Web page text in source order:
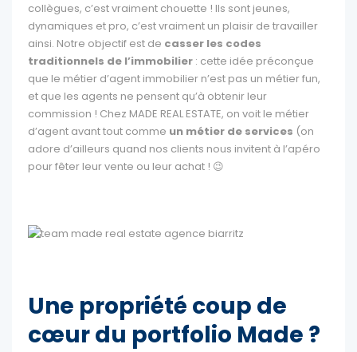
collègues, c’est vraiment chouette ! Ils sont jeunes,
dynamiques et pro, c’est vraiment un plaisir de travailler
ainsi. Notre objectif est de casser les codes
traditionnels de l’immobilier : cette idée préconçue
que le métier d’agent immobilier n’est pas un métier fun,
et que les agents ne pensent qu’à obtenir leur
commission ! Chez MADE REAL ESTATE, on voit le métier
d’agent avant tout comme un métier de services (on
adore d’ailleurs quand nos clients nous invitent à l’apéro
pour fêter leur vente ou leur achat ! 😉
Une propriété coup de
cœur du portfolio Made ?